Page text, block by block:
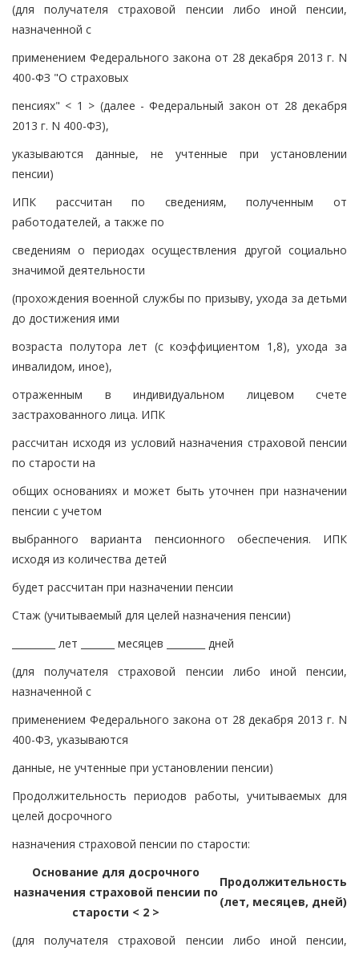
(для получателя страховой пенсии либо иной пенсии,
назначенной с
применением Федерального закона от 28 декабря 2013 г. N
400-ФЗ "О страховых
пенсиях" < 1 > (далее - Федеральный закон от 28 декабря
2013 г. N 400-ФЗ),
указываются данные, не учтенные при установлении
пенсии)
ИПК рассчитан по сведениям, полученным от
работодателей, а также по
сведениям о периодах осуществления другой социально
значимой деятельности
(прохождения военной службы по призыву, ухода за детьми
до достижения ими
возраста полутора лет (с коэффициентом 1,8), ухода за
инвалидом, иное),
отраженным в индивидуальном лицевом счете
застрахованного лица. ИПК
рассчитан исходя из условий назначения страховой пенсии
по старости на
общих основаниях и может быть уточнен при назначении
пенсии с учетом
выбранного варианта пенсионного обеспечения. ИПК
исходя из количества детей
будет рассчитан при назначении пенсии
Стаж (учитываемый для целей назначения пенсии)
_________ лет _______ месяцев ________ дней
(для получателя страховой пенсии либо иной пенсии,
назначенной с
применением Федерального закона от 28 декабря 2013 г. N
400-ФЗ, указываются
данные, не учтенные при установлении пенсии)
Продолжительность периодов работы, учитываемых для
целей досрочного
назначения страховой пенсии по старости:
Основание для досрочного
назначения страховой пенсии по
старости < 2 >
Продолжительность
(лет, месяцев, дней)
(для получателя страховой пенсии либо иной пенсии,